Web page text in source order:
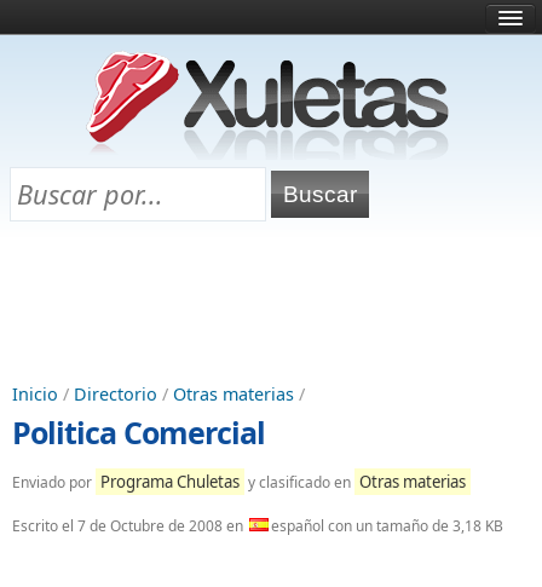
¿Qué es esto?
Directorio
Chuletas para exámenes
Inicio / Directorio / Otras materias /
Politica Comercial
Enviado por Programa Chuletas y clasificado en Otras materias
Escrito el 7 de Octubre de 2008en español con un tamaño de 3,18 KB